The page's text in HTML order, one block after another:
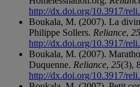
http://dx.doi.org/10.3917/
Boukala, M. (2007). La
Philippe Sollers. Reliance, 25
http://dx.doi.org/10.3917/
Boukala, M. (2007).
Duquenne. Reliance, 25(3),
http://dx.doi.org/10.3917/